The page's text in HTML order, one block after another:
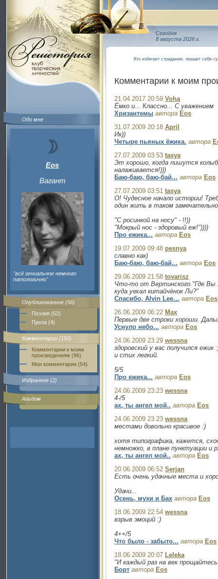
Обо мне
Eos
Вагант
"всё гениальное немного
патологично"
Опубликованное (56)
Поэзия (52)
Проза (4)
Комментарии (150)
Комментарии к моим
произведениям (96)
Мои комментарии (54)
Избранное (2)
Альбом
Сегодня
8 августа 2026 г.
Кто избегает страдания, лишает себя
Комментарии к моим
21.04.2017 20:59 Voha
Ёмко и... Классно... С уважением
Хризантемы автора Eos
31.07.2009 20:18 April
Ик))
Четыре пьяных ёжика. автора
27.07.2009 03:53 tasya
Эт хорошо, когда пишутся
налаживается!)))
Баю-баю, баю-бай... автора Eos
27.07.2009 03:51 tasya
О! Чудесное начало истории!
один жить в таком
"С росинкой на носу" - !!))
"Мокрый нос - здоровый еж!"))))
Про ежика... автора Eos
19.07.2009 09:48 pesnya
славно как)
Баю-баю, баю-бай... автора Eos
29.06.2009 21:58 tovarisz
Что-то от Вертинского."Где
куда уехал китайчёнок Ли?"
Спасибо, Alvin Lee… автора Eos
26.06.2009 06:22 Max
Первые две строки хороши.
Уснуло небо... автора Eos
24.06.2009 23:29 wessna
здоровский у вас получился ежик
и стих легкий.
5/5
Про ежика... автора Eos
24.06.2009 23:23 wessna
4-/5
ах, ты ангел мой.. автора Eos
24.06.2009 23:23 wessna
местами довольно красивое :)
хотя типографика, кажется,
немножко, в плане пунктуации и
ах, ты ангел мой.. автора Eos
20.06.2009 06:52 Serjan
Есть очень удачные места и
Удачи...
Осень, мухи и Бах автора Eos
18.06.2009 22:54 wessna
взрыв эмоций :)
4++/5
Что было - забыто... автора Eos
18.06.2009 20:07 Leleka
"И каждый раз на век
Борт автора Eos